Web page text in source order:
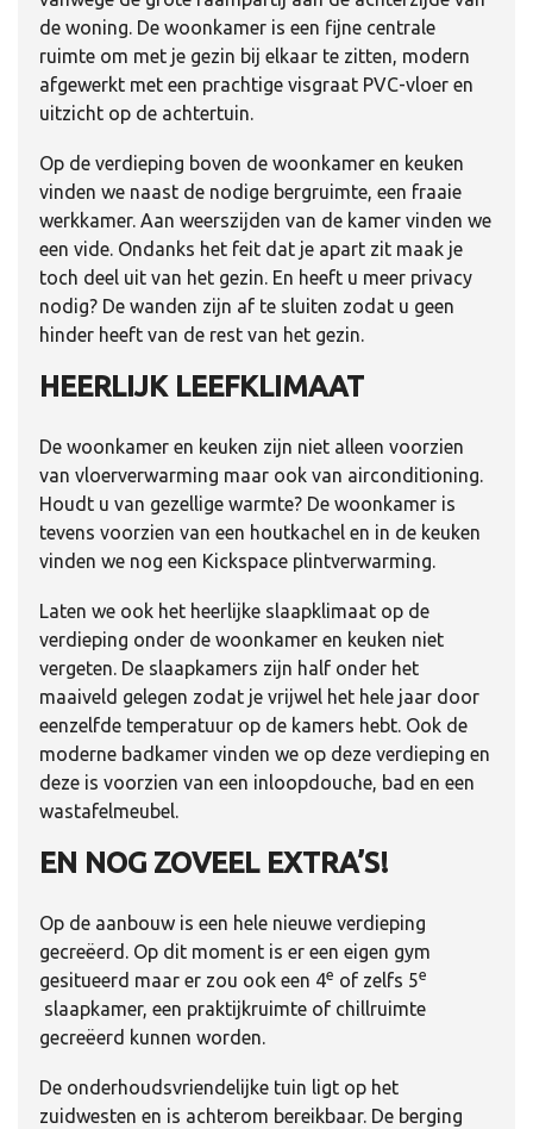
de woning. De woonkamer is een fijne centrale
ruimte om met je gezin bij elkaar te zitten, modern
afgewerkt met een prachtige visgraat PVC-vloer en
uitzicht op de achtertuin.
Op de verdieping boven de woonkamer en keuken
vinden we naast de nodige bergruimte, een fraaie
werkkamer. Aan weerszijden van de kamer vinden we
een vide. Ondanks het feit dat je apart zit maak je
toch deel uit van het gezin. En heeft u meer privacy
nodig? De wanden zijn af te sluiten zodat u geen
hinder heeft van de rest van het gezin.
HEERLIJK LEEFKLIMAAT
De woonkamer en keuken zijn niet alleen voorzien
van vloerverwarming maar ook van airconditioning.
Houdt u van gezellige warmte? De woonkamer is
tevens voorzien van een houtkachel en in de keuken
vinden we nog een Kickspace plintverwarming.
Laten we ook het heerlijke slaapklimaat op de
verdieping onder de woonkamer en keuken niet
vergeten. De slaapkamers zijn half onder het
maaiveld gelegen zodat je vrijwel het hele jaar door
eenzelfde temperatuur op de kamers hebt. Ook de
moderne badkamer vinden we op deze verdieping en
deze is voorzien van een inloopdouche, bad en een
wastafelmeubel.
EN NOG ZOVEEL EXTRA’S!
Op de aanbouw is een hele nieuwe verdieping
gecreëerd. Op dit moment is er een eigen gym
gesitueerd maar er zou ook een 4e of zelfs 5e
slaapkamer, een praktijkruimte of chillruimte
gecreëerd kunnen worden.
De onderhoudsvriendelijke tuin ligt op het
zuidwesten en is achterom bereikbaar. De berging